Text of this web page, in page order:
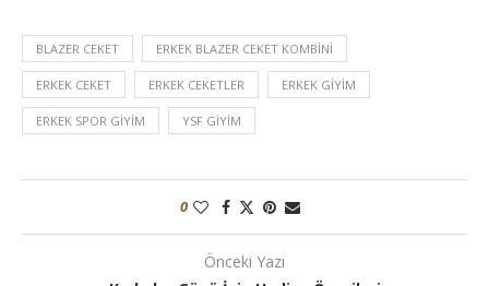
BLAZER CEKET ERKEK BLAZER CEKET KOMBINI
ERKEK CEKET ERKEK CEKETLER ERKEK GIYIM
ERKEK SPOR GIYIM YSF GIYIM
0
Önceki Yazı